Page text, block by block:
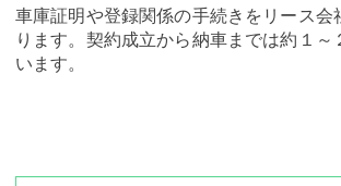
車庫証明や登録関係の手続きをリース会
ります。契約成立から納車までは約１～
います。